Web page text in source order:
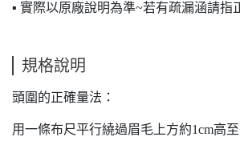
▪ 實際以原廠說明為準~若有疏漏涵請指
規格說明
頭圍的正確量法：
用一條布尺平行繞過眉毛上方約1cm高